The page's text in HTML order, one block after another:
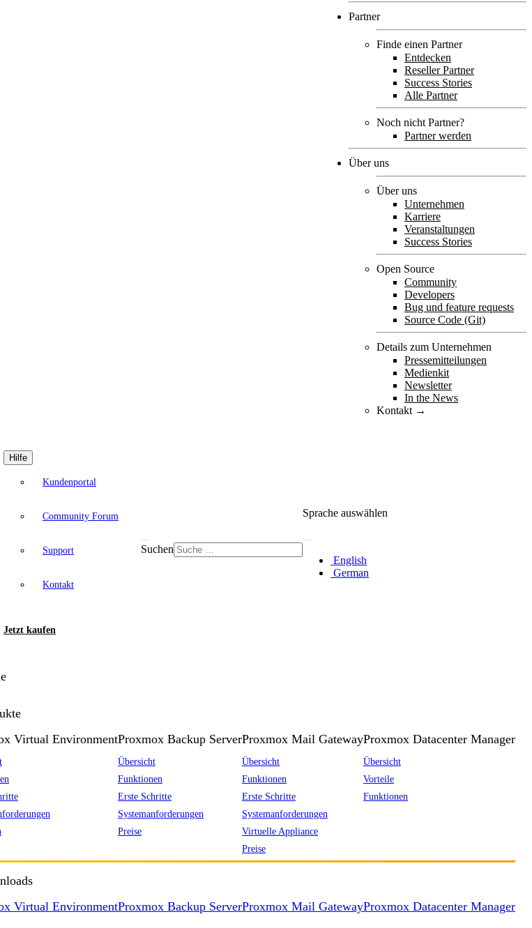
Partner
Finde einen Partner
Entdecken
Reseller Partner
Success Stories
Alle Partner
Noch nicht Partner?
Partner werden
Über uns
Über uns
Unternehmen
Karriere
Veranstaltungen
Success Stories
Open Source
Community
Developers
Bug und feature requests
Source Code (Git)
Details zum Unternehmen
Pressemitteilungen
Medienkit
Newsletter
In the News
Kontakt →
Hilfe
Kundenportal
Community Forum
Support
Kontakt
Jetzt kaufen
Suchen
Sprache auswählen
English
German
Virtual EnvironmentProxmox Backup Server
Übersicht
Funktionen
Erste Schritte
Systemanforderungen
Preise
Proxmox Mail Gateway
Übersicht
Funktionen
Erste Schritte
Systemanforderungen
Virtuelle Appliance
Preise
Proxmox Datacenter Manager
Übersicht
Vorteile
Funktionen
Virtual EnvironmentProxmox Backup ServerProxmox Mail GatewayProxmox Datacenter Manager